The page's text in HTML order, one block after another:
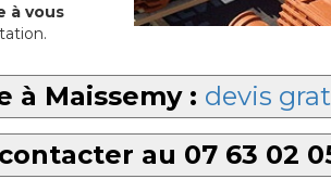
à vous
à Maissemy : devis
au 07 63 02